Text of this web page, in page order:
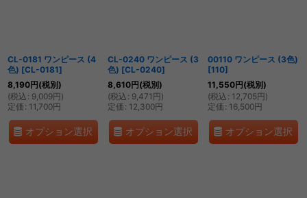
CL-0181 ワンピース (4
色) [CL-0181]
8,190円(税別)
(税込 : 9,009円)
定価 : 11,700円
オプション選択
CL-0240 ワンピース (3
色) [CL-0240]
8,610円(税別)
(税込 : 9,471 円)
定価 : 12,300円
オプション選択
00110 ワンピース (3色)
[110]
11,550円(税別)
(税込 : 12,705円)
定価 : 16,500円
オプション選択